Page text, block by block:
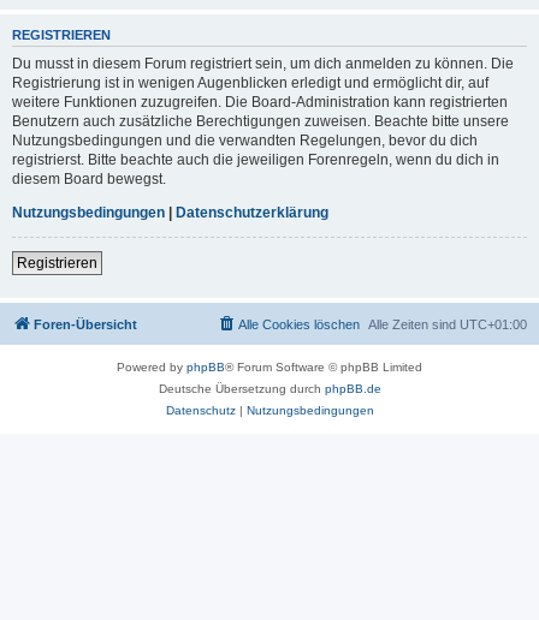
REGISTRIEREN
Du musst in diesem Forum registriert sein, um dich anmelden zu können. Die
Registrierung ist in wenigen Augenblicken erledigt und ermöglicht dir, auf
weitere Funktionen zuzugreifen. Die Board-Administration kann registrierten
Benutzern auch zusätzliche Berechtigungen zuweisen. Beachte bitte unsere
Nutzungsbedingungen und die verwandten Regelungen, bevor du dich
registrierst. Bitte beachte auch die jeweiligen Forenregeln, wenn du dich in
diesem Board bewegst.
Nutzungsbedingungen | Datenschutzerklärung
Registrieren
Foren-Übersicht Alle Zeiten sind UTC+01:00
Alle Cookies löschen
Powered by phpBB® Forum Software © phpBB Limited
Deutsche Übersetzung durch phpBB.de
Datenschutz| Nutzungsbedingungen